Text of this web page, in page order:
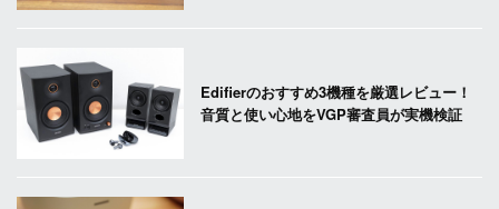
Edifierのおすすめ3機種を厳選レビュー！
音質と使い心地をVGP審査員が実機検証